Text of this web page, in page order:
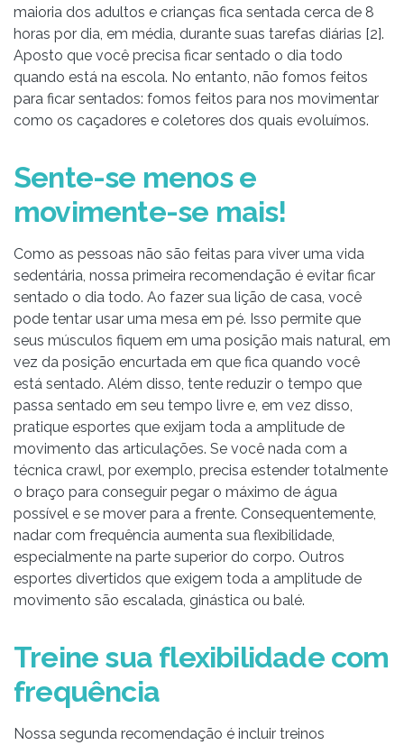
maioria dos adultos e crianças fica sentada cerca de 8
horas por dia, em média, durante suas tarefas diárias [2].
Aposto que você precisa ficar sentado o dia todo
quando está na escola. No entanto, não fomos feitos
para ficar sentados: fomos feitos para nos movimentar
como os caçadores e coletores dos quais evoluímos.
Sente-se menos e
movimente-se mais!
Como as pessoas não são feitas para viver uma vida
sedentária, nossa primeira recomendação é evitar ficar
sentado o dia todo. Ao fazer sua lição de casa, você
pode tentar usar uma mesa em pé. Isso permite que
seus músculos fiquem em uma posição mais natural, em
vez da posição encurtada em que fica quando você
está sentado. Além disso, tente reduzir o tempo que
passa sentado em seu tempo livre e, em vez disso,
pratique esportes que exijam toda a amplitude de
movimento das articulações. Se você nada com a
técnica crawl, por exemplo, precisa estender totalmente
o braço para conseguir pegar o máximo de água
possível e se mover para a frente. Consequentemente,
nadar com frequência aumenta sua flexibilidade,
especialmente na parte superior do corpo. Outros
esportes divertidos que exigem toda a amplitude de
movimento são escalada, ginástica ou balé.
Treine sua flexibilidade com
frequência
Nossa segunda recomendação é incluir treinos